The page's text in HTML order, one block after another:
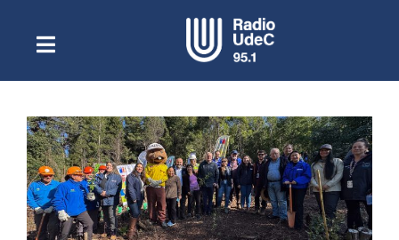
contenidoToggle
NavigationEscuchar Radio UdeC en vivo
Quiénes Somos
Programación
Podcast
Noticias